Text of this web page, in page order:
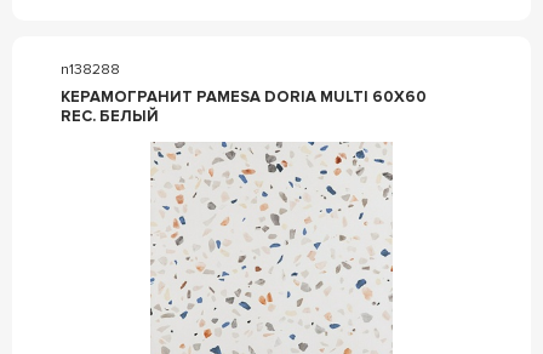
n138288
КЕРАМОГРАНИТ PAMESA DORIA MULTI 60X60
REC. БЕЛЫЙ